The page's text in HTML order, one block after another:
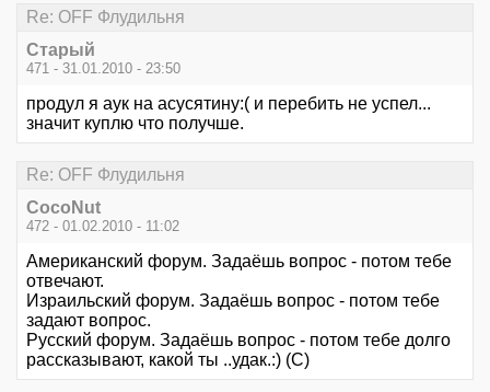
Re: OFF Флудильня
Старый
471 - 31.01.2010 - 23:50
продул я аук на асусятину:( и перебить не успел...
значит куплю что получше.
Re: OFF Флудильня
CocoNut
472 - 01.02.2010 - 11:02
Американский форум. Задаёшь вопрос - потом тебе
отвечают.
Израильский форум. Задаёшь вопрос - потом тебе
задают вопрос.
Русский форум. Задаёшь вопрос - потом тебе долго
рассказывают, какой ты ..удак.:) (С)